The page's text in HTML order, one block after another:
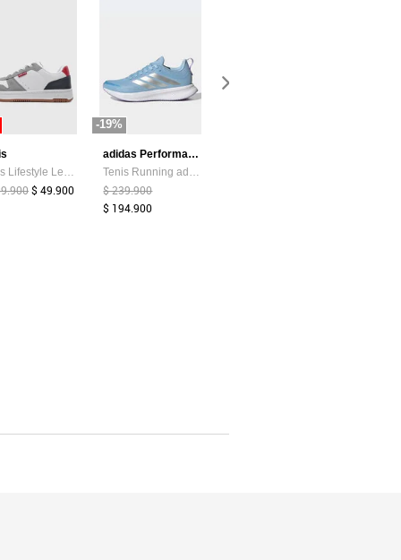
Tenis Lifestyle Levi's Drive Lo Blanco
$ 49.900
-19%
adidas Performance
Tenis Running adidas Performance Runblaze Celeste
$ 239.900
$ 194.900